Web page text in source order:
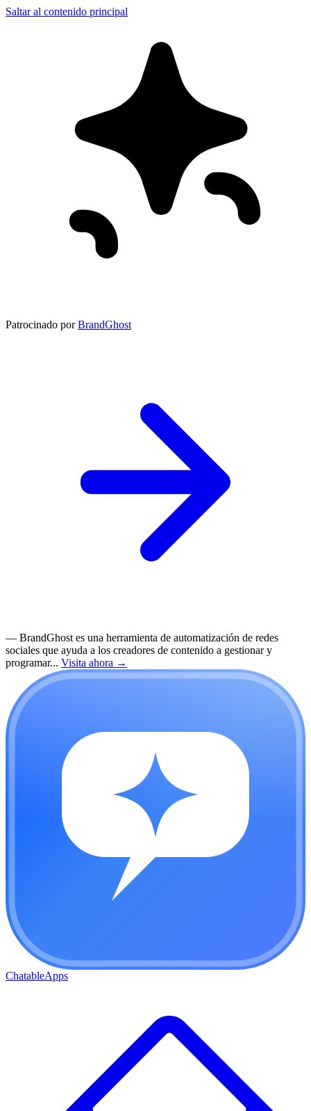
Saltar al contenido principal
Patrocinado por BrandGhost
— BrandGhost es una herramienta de automatización de redes
sociales que ayuda a los creadores de contenido a gestionar y
programar... Visita ahora →
ChatableApps